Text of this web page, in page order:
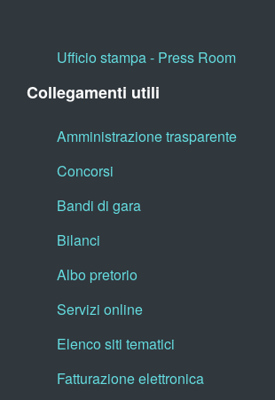
Ufficio stampa - Press Room
Collegamenti utili
Amministrazione trasparente
Concorsi
Bandi di gara
Bilanci
Albo pretorio
Servizi online
Elenco siti tematici
Fatturazione elettronica